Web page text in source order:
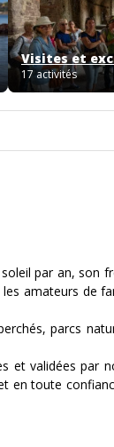
Visites et
17 activités
soleil par an, son
amateurs de
parcs
et validées par
en toute